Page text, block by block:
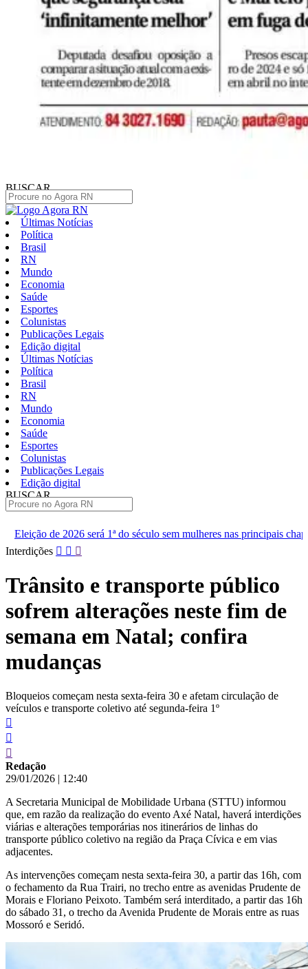
BUSCAR
Últimas Notícias
Política
Brasil
RN
Mundo
Economia
Saúde
Esportes
Colunistas
Publicações Legais
Edição digital
Últimas Notícias
Política
Brasil
RN
Mundo
Economia
Saúde
Esportes
Colunistas
Publicações Legais
Edição digital
BUSCAR
do século sem mulheres nas principais chapas
Renan diz que
Pular
conteúdo
Interdições
Trânsito e transporte público
sofrem alterações neste fim de
semana em Natal; confira
mudanças
Bloqueios começam nesta sexta-feira 30 e afetam circulação de
veículos e transporte coletivo até segunda-feira 1º
Redação
29/01/2026 | 12:40
A Secretaria Municipal de Mobilidade Urbana (STTU) informou
que, em razão da realização do evento Axé Natal, haverá interdições
viárias e alterações temporárias nos itinerários de linhas do
transporte público coletivo na região da Praça Cívica e em vias
adjacentes.
As intervenções começam nesta sexta-feira 30, a partir das 16h, com
o fechamento da Rua Trairi, no trecho entre as avenidas Prudente de
Morais e Floriano Peixoto. Também será interditado, a partir das 16h
do sábado 31, o trecho da Avenida Prudente de Morais entre as ruas
Mossoró e Seridó.